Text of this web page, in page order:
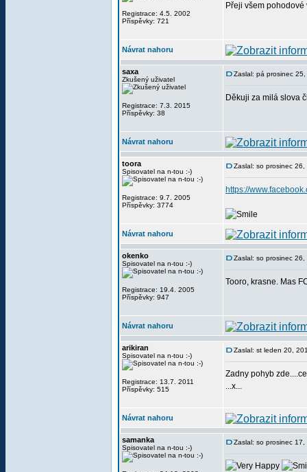
Registrace: 4.5. 2002
Příspěvky: 721
Přeji všem
Návrat nahoru
saxa
Zkušený uživatel
Registrace: 7.3. 2015
Příspěvky: 38
Zaslal: pá prosinec
Děkuji za milá slova
Návrat nahoru
toora
Spisovatel na n-tou :-)
Registrace: 9.7. 2005
Příspěvky: 3774
Zaslal: so prosinec
https://
Návrat nahoru
okenko
Spisovatel na n-tou :-)
Registrace: 19.4. 2005
Příspěvky: 947
Zaslal: so prosinec
Tooro, krasne. Mas
Návrat nahoru
arikiran
Spisovatel na n-tou :-)
Registrace: 13.7. 2011
Příspěvky: 515
Zaslal: st leden 20,
Zadny pohyb
...x...
Návrat nahoru
samanka
Spisovatel na n-tou :-)
Zaslal: so prosinec